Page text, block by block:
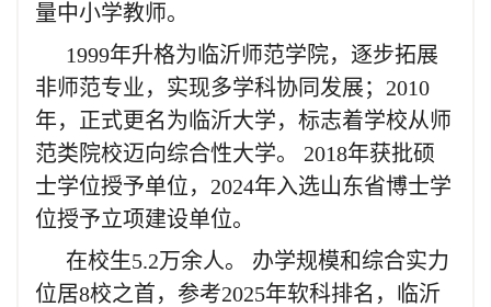
量中小学教师。
1999年升格为临沂师范学院，逐步拓展
非师范专业，实现多学科协同发展；2010
年，正式更名为临沂大学，标志着学校从师
范类院校迈向综合性大学。 2018年获批硕
士学位授予单位，2024年入选山东省博士学
位授予立项建设单位。
在校生5.2万余人。 办学规模和综合实力
位居8校之首，参考2025年软科排名，临沂